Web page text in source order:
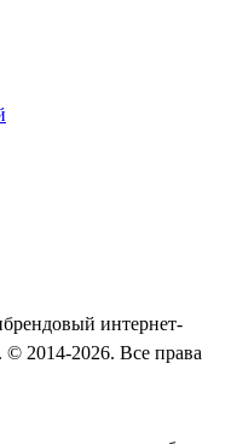
интернет-
© 2014-2026. Все права